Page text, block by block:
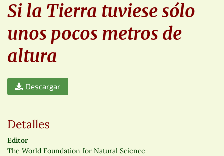
Si la Tierra tuviese sólo
unos pocos metros de
altura
Descargar
Detalles
Editor
The World Foundation for Natural Science